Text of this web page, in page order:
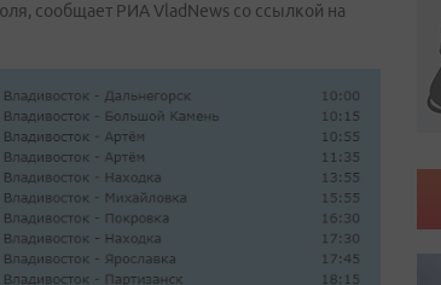
сообщает РИА VladNews со ссылкой на